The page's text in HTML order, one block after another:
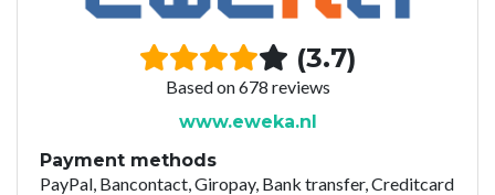
(3.7)
Based on 678 reviews
www.eweka.nl
Payment methods
PayPal, Bancontact, Giropay, Bank transfer, Creditcard